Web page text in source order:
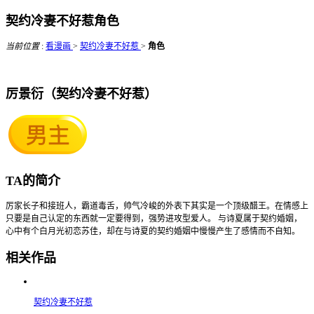
契约冷妻不好惹角色
当前位置: 看漫画 > 契约冷妻不好惹 > 角色
厉景衍（契约冷妻不好惹）
TA的简介
厉家长子和接班人，霸道毒舌，帅气冷峻的外表下其实是一个顶级醋王。在情感上
只要是自己认定的东西就一定要得到，强势进攻型爱人。 与诗夏属于契约婚姻，
心中有个白月光初恋苏佳，却在与诗夏的契约婚姻中慢慢产生了感情而不自知。
相关作品
契约冷妻不好惹